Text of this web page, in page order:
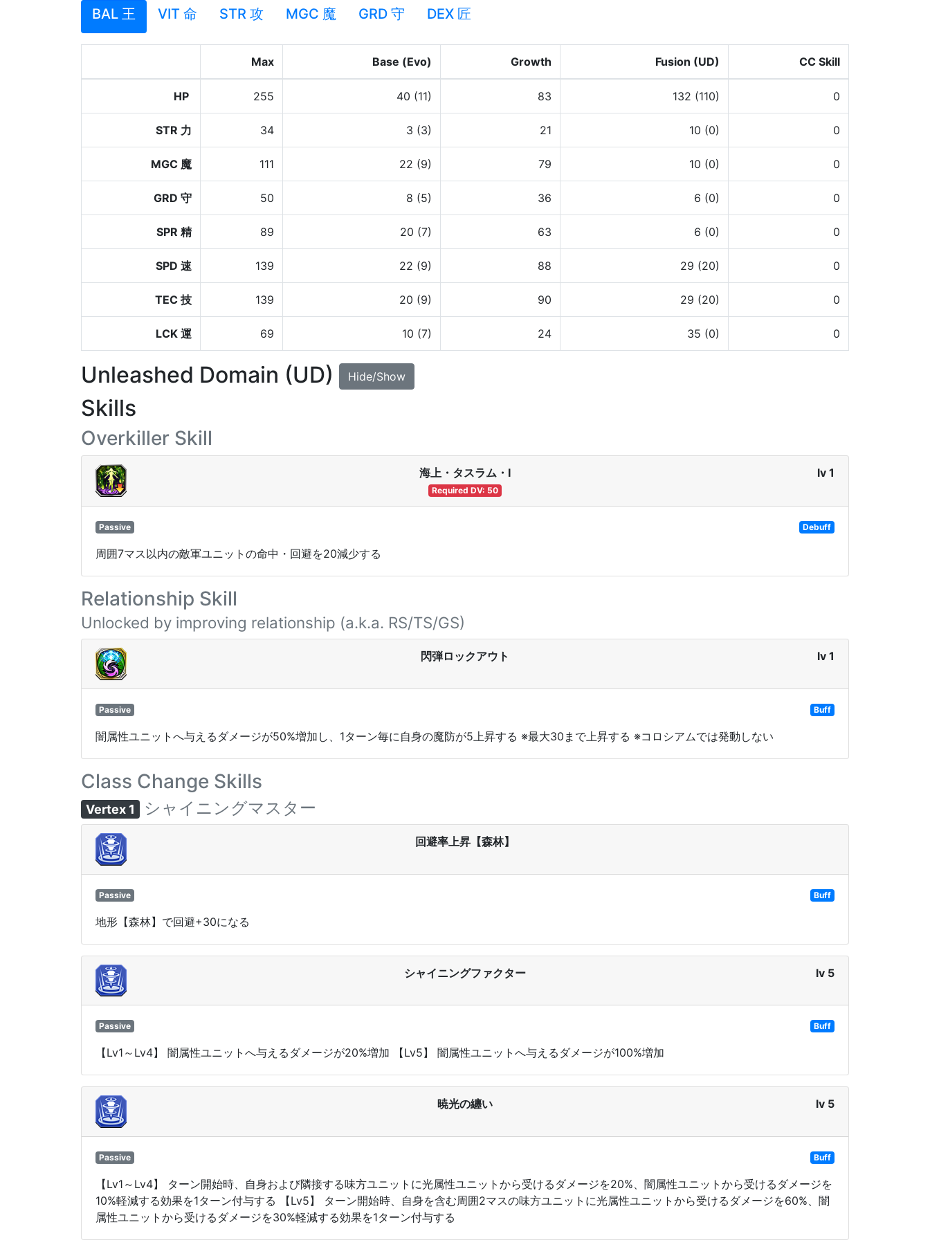
BAL 王 VIT 命 STR 攻 MGC 魔 GRD 守 DEX 匠
Max Base (Evo) Growth Fusion (UD) CC Skill
HP 255 40 (11) 83 132 (110) 0
STR 力 34 3 (3) 21 10 (0) 0
MGC 魔 111 22 (9) 79 10 (0) 0
GRD 守 50 8 (5) 36 6 (0) 0
SPR 精 89 20 (7) 63 6 (0) 0
SPD 速 139 22 (9) 88 29 (20) 0
TEC 技 139 20 (9) 90 29 (20) 0
LCK 運 69 10 (7) 24 35 (0) 0
Unleashed Domain (UD) Hide/Show
Skills
Overkiller Skill
海上・タスラム・Ⅰ
Required DV: 50
lv 1
Passive Debuff
周囲7マス以内の敵軍ユニットの命中・回避を20減少する
Relationship Skill
Unlocked by improving relationship (a.k.a. RS/TS/GS)
閃弾ロックアウト lv 1
Passive Buff
闇属性ユニットへ与えるダメージが50%増加し、1ターン毎に自身の魔防が5上昇する ※最大30まで上昇する ※コロシアムでは発動しない
Class Change Skills
Vertex 1 シャイニングマスター
回避率上昇【森林】
Passive Buff
地形【森林】で回避+30になる
シャイニングファクター lv 5
Passive Buff
【Lv1～Lv4】 闇属性ユニットへ与えるダメージが20%増加 【Lv5】 闇属性ユニットへ与えるダメージが100%増加
暁光の纏い lv 5
Passive Buff
【Lv1～Lv4】 ターン開始時、自身および隣接する味方ユニットに光属性ユニットから受けるダメージを20%、闇属性ユニットから受けるダメージを
10%軽減する効果を1ターン付与する 【Lv5】 ターン開始時、自身を含む周囲2マスの味方ユニットに光属性ユニットから受けるダメージを60%、闇
属性ユニットから受けるダメージを30%軽減する効果を1ターン付与する